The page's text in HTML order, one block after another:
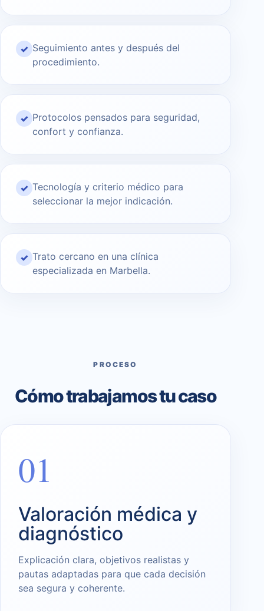
✓ Seguimiento antes y después del
procedimiento.
✓ Protocolos pensados para seguridad,
confort y confianza.
✓ Tecnología y criterio médico para
seleccionar la mejor indicación.
✓ Trato cercano en una clínica
especializada en Marbella.
PROCESO
Cómo trabajamos tu caso
01
Valoración médica y
diagnóstico
Explicación clara, objetivos realistas y
pautas adaptadas para que cada decisión
sea segura y coherente.